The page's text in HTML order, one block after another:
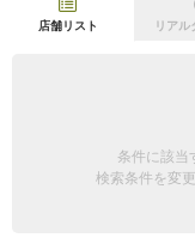
初回割引あり
店舗リスト リアル
条件に該当
検索条件を変